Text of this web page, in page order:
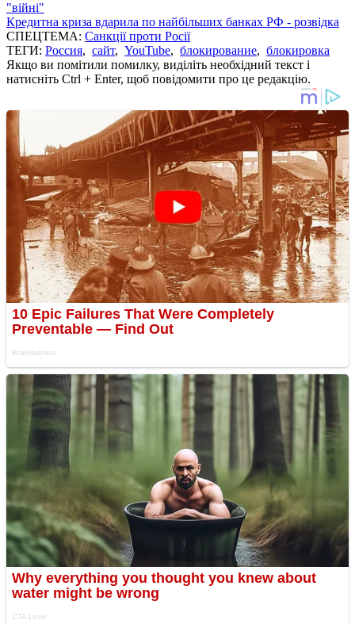
"війні"
Кредитна криза вдарила по найбільших банках РФ - розвідка
СПЕЦТЕМА: Санкції проти Росії
ТЕГИ: Россия, сайт, YouTube, блокирование, блокировка
Якщо ви помітили помилку, виділіть необхідний текст і
натисніть Ctrl + Enter, щоб повідомити про це редакцію.